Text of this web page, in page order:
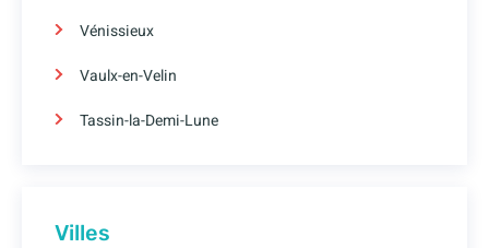
Vénissieux
Vaulx-en-Velin
Tassin-la-Demi-Lune
Villes